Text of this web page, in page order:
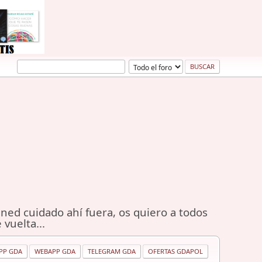
cuidado ahí fuera, os quiero a todos
vuelta...
GDA WEBAPP GDA TELEGRAM GDA OFERTAS GDAPOL